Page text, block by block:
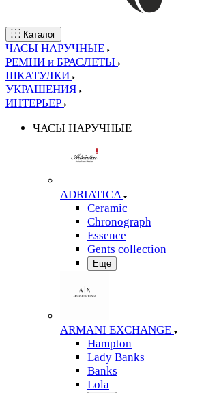
Каталог
ЧАСЫ НАРУЧНЫЕ
РЕМНИ и БРАСЛЕТЫ
ШКАТУЛКИ
УКРАШЕНИЯ
ИНТЕРЬЕР
ЧАСЫ НАРУЧНЫЕ
ADRIATICA
Ceramic
Chronograph
Essence
Gents collection
Еще
ARMANI EXCHANGE
Hampton
Lady Banks
Banks
Lola